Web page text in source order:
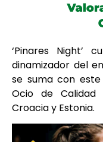
‘Pinares Night’
dinamizador del
se suma con
Ocio de Calidad
Croacia y Estonia.